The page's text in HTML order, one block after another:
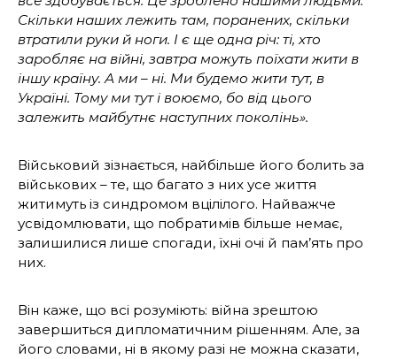
Скільки наших лежить там, поранених, скільки
втратили руки й ноги. І є ще одна річ: ті, хто
заробляє на війні, завтра можуть поїхати жити в
іншу країну. А ми – ні. Ми будемо жити тут, в
Україні. Тому ми тут і воюємо, бо від цього
залежить майбутнє наступних поколінь».
Військовий зізнається, найбільше його болить за
військових – те, що багато з них усе життя
житимуть із синдромом вцілілого. Найважче
усвідомлювати, що побратимів більше немає,
залишилися лише спогади, їхні очі й пам’ять про
них.
Він каже, що всі розуміють: війна зрештою
завершиться дипломатичним рішенням. Але, за
його словами, ні в якому разі не можна сказати,